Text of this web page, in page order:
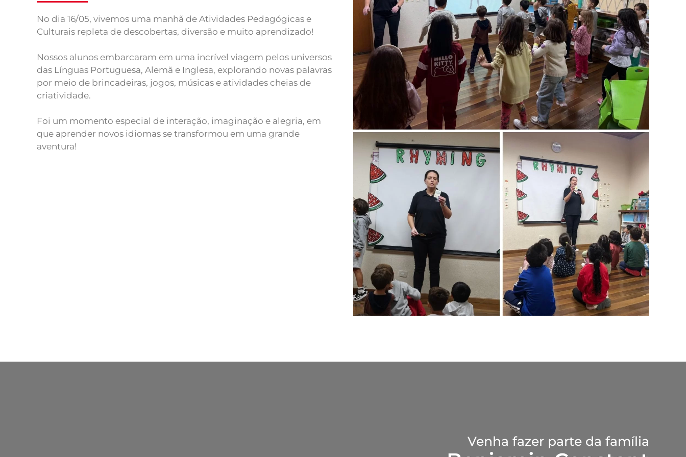
No dia 16/05, vivemos uma manhã de Atividades Pedagógicas e
Culturais repleta de descobertas, diversão e muito aprendizado!
Nossos alunos embarcaram em uma incrível viagem pelos universos
das Línguas Portuguesa, Alemã e Inglesa, explorando novas palavras
por meio de brincadeiras, jogos, músicas e atividades cheias de
criatividade.
Foi um momento especial de interação, imaginação e alegria, em
que aprender novos idiomas se transformou em uma grande
aventura!
Venha fazer parte da família